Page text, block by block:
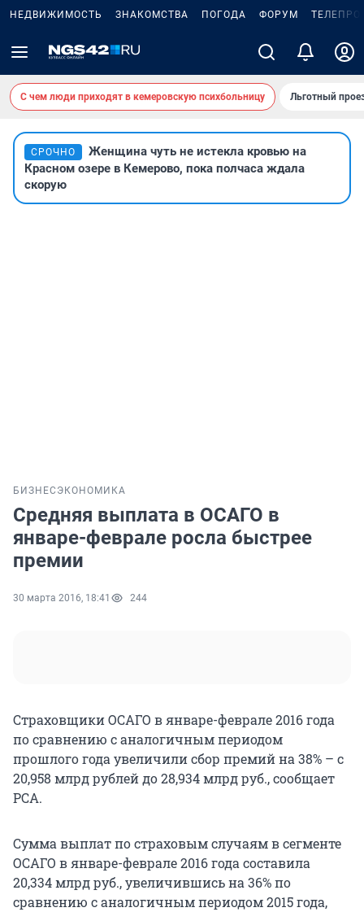
НЕДВИЖИМОСТЬ ЗНАКОМСТВА ПОГОДА ФОРУМ
С чем люди приходят в кемеровскую психбольницу Льготный
СРОЧНО
Женщина чуть не истекла кровью на
Красном озере в Кемерово, пока полчаса ждала
скорую
БИЗНЕС ЭКОНОМИКА
Средняя выплата в ОСАГО в
январе-феврале росла быстрее
премии
30 марта 2016, 18:41 244
Страховщики ОСАГО в январе-феврале 2016 года
по сравнению с аналогичным периодом
прошлого года увеличили сбор премий на 38% – с
20,958 млрд рублей до 28,934 млрд руб., сообщает
РСА.
Сумма выплат по страховым случаям в сегменте
ОСАГО в январе-феврале 2016 года составила
20,334 млрд руб., увеличившись на 36% по
сравнению с аналогичным периодом 2015 года,